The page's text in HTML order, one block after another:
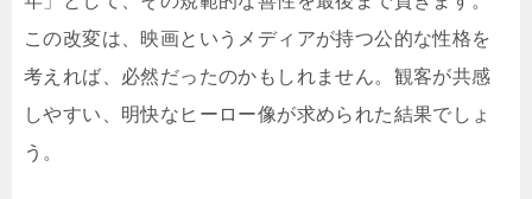
この改変は、映画というメディアが持つ公的な性格を
考えれば、必然だったのかもしれません。観客が共感
しやすい、明快なヒーロー像が求められた結果でしょ
う。